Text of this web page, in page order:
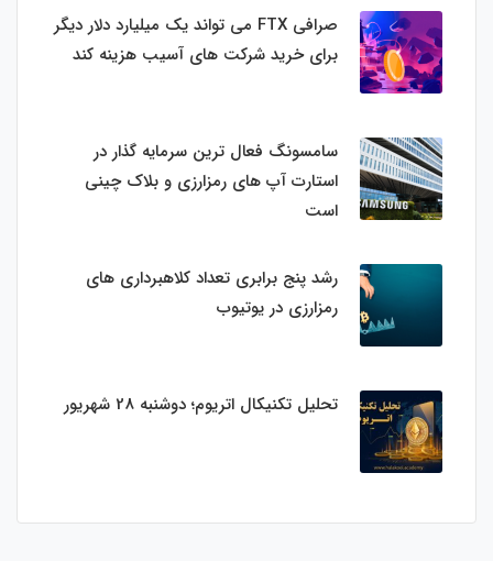
صرافی FTX می تواند یک میلیارد دلار دیگر
برای خرید شرکت های آسیب هزینه کند
سامسونگ فعال‌ ترین سرمایه‌ گذار در
استارت‌ آپ‌ های رمزارزی و بلاک چینی
است
رشد پنج برابری تعداد کلاهبرداری های
رمزارزی در یوتیوب
تحلیل تکنیکال اتریوم؛ دوشنبه 28 شهریور